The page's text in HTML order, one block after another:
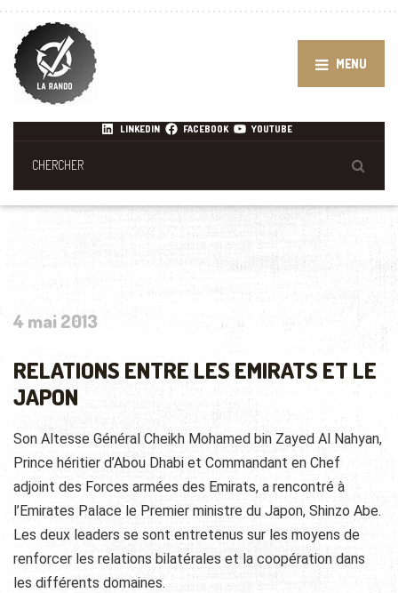
MENU
LINKEDIN FACEBOOK YOUTUBE
4 mai 2013
RELATIONS ENTRE LES EMIRATS ET LE
JAPON
Son Altesse Général Cheikh Mohamed bin Zayed Al Nahyan,
Prince héritier d’Abou Dhabi et Commandant en Chef
adjoint des Forces armées des Emirats, a rencontré à
l’Emirates Palace le Premier ministre du Japon, Shinzo Abe.
Les deux leaders se sont entretenus sur les moyens de
renforcer les relations bilatérales et la coopération dans
les différents domaines.